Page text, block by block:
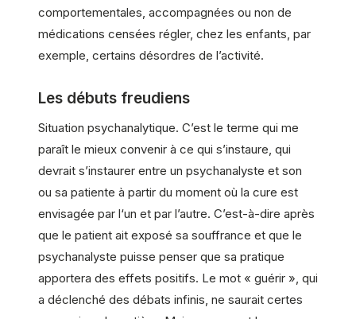
comportementales, accompagnées ou non de
médications censées régler, chez les enfants, par
exemple, certains désordres de l’activité.
Les débuts freudiens
Situation psychanalytique. C’est le terme qui me
paraît le mieux convenir à ce qui s’instaure, qui
devrait s’instaurer entre un psychanalyste et son
ou sa patiente à partir du moment où la cure est
envisagée par l‘un et par l’autre. C’est-à-dire après
que le patient ait exposé sa souffrance et que le
psychanalyste puisse penser que sa pratique
apportera des effets positifs. Le mot « guérir », qui
a déclenché des débats infinis, ne saurait certes